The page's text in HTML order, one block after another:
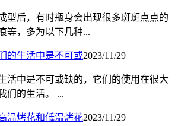
型后，有时瓶身会出现很多斑斑点点的
等，多为以下几种...
的生活中是不可或2023/11/29
活中是不可或缺的，它们的使用在很大
们的生活。 ...
温烤花和低温烤花2023/11/29